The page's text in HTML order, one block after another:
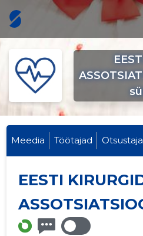
Meedia Töötajad
EESTI